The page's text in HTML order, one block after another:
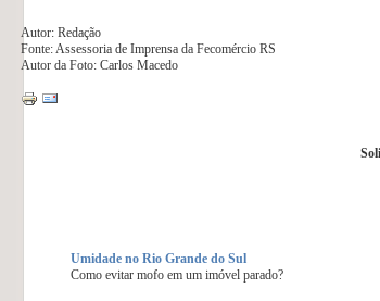
Autor: Redação
Fonte: Assessoria de Imprensa da Fecomércio RS
Autor da Foto: Carlos Macedo
Umidade no Rio Grande do Sul
Como evitar mofo em um imóvel parado?